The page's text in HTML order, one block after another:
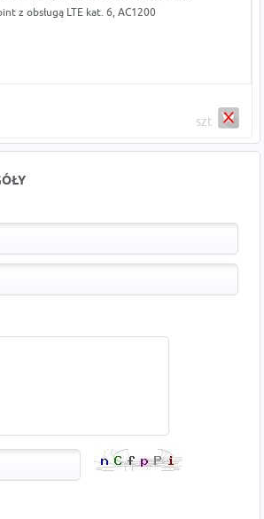
z obsługą LTE kat. 6, AC1200
szt